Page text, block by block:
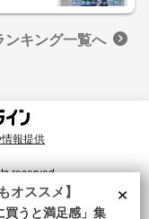
ンキング一覧へ
報提供
reserved.
ンテンツや広告配信を提供する
ポリシー をご確認ください。×
オススメ】
買うと満足感」集